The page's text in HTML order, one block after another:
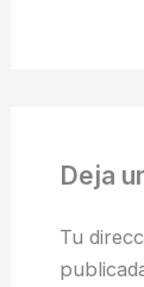
Deja
Tu